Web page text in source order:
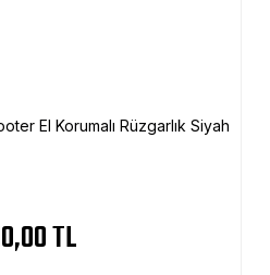
El Korumalı Rüzgarlık Siyah
TL